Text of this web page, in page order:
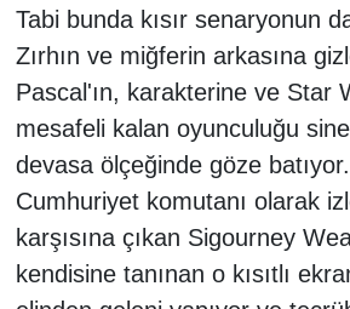
Tabi bunda kısır senaryonun
Zırhın ve miğferin arkasına
Pascal'ın, karakterine ve Star
mesafeli kalan oyunculuğu
devasa ölçeğinde göze
Cumhuriyet komutanı olarak
karşısına çıkan Sigourney
kendisine tanınan o kısıtlı